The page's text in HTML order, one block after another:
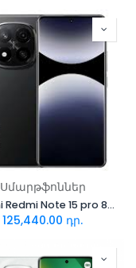
Սմարթֆոններ
Xiaomi Redmi Note 15 pro 8/256GB Black
125,440.00 դր.